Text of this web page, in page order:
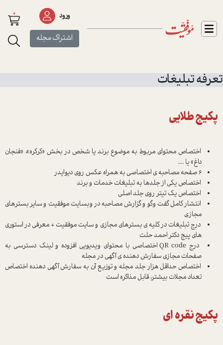
ورود
اشتراک مجله
0
تعرفه تبلیغات
پکیج طلایی
اختصاص محتوای مربوط به موضوع برند یا شخص در بخش «کرکره»، «فنجان
داغ» یا ....
۶ صفحه مصاحبه ی اختصاصی به همراه عکس روی دیوایدر
اختصاص یکی از جلدها به تبلیغات خدمات و برند
اختصاص یک تیتر روی جلد اصلی
انتشار کامل گفت وگو و گزارش مصاحبه در وبسایت موفقیت و سایر بسترهای
مجازی
درج تبلیغات در کلیه ی بسترهای مجازی و سایت موفقیت + معرفی در استوری
های پیج دکتر احمد حلت
درج QR code اختصاصی با محتوای ویدیویی افزوده و لینک دسترسی به
صفحات مجازی سفارش دهنده ی آگهی در مجله
اختصاص حداقل هزار جلد مجله و توزیع آن به سفارش آگهی دهنده اختصاص
تعداد مجلات بیشتر، قابل مذاکره است
پکیج نقره ای